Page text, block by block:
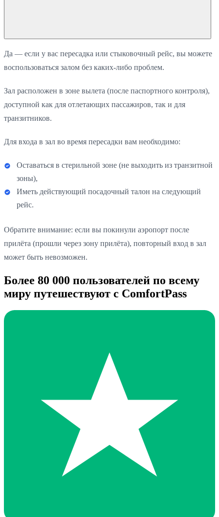
Да — если у вас пересадка или стыковочный рейс, вы можете
воспользоваться залом без каких-либо проблем.
Зал расположен в зоне вылета (после паспортного контроля),
доступной как для отлетающих пассажиров, так и для
транзитников.
Для входа в зал во время пересадки вам необходимо:
Оставаться в стерильной зоне (не выходить из транзитной
зоны),
Иметь действующий посадочный талон на следующий
рейс.
Обратите внимание: если вы покинули аэропорт после
прилёта (прошли через зону прилёта), повторный вход в зал
может быть невозможен.
Более 80 000 пользователей по всему
миру путешествуют с ComfortPass